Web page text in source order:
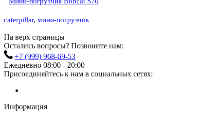
caterpillar, мини-погрузчик
На верх страницы
Остались вопросы? Позвоните нам:
+7 (999) 968-69-53
Ежедневно 08:00 - 20:00
Присоединяйтесь к нам в социальных сетях:
Информация